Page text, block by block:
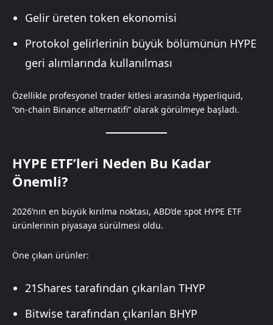
Gelir üreten token ekonomisi
Protokol gelirlerinin büyük bölümünün HYPE
geri alımlarında kullanılması
Özellikle profesyonel trader kitlesi arasında Hyperliquid,
“on-chain Binance alternatifi” olarak görülmeye başladı.
HYPE ETF’leri Neden Bu Kadar
Önemli?
2026’nın en büyük kırılma noktası, ABD’de spot HYPE ETF
ürünlerinin piyasaya sürülmesi oldu.
Öne çıkan ürünler:
21Shares tarafından çıkarılan THYP
Bitwise tarafından çıkarılan BHYP